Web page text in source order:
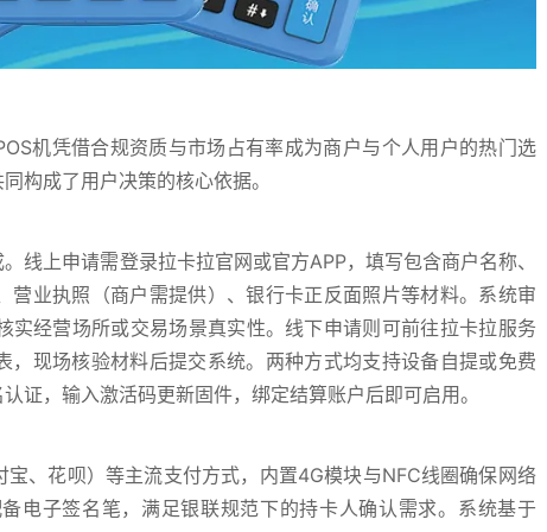
机凭借合规资质与市场占有率成为商户与个人用户的热门选
构成了用户决策的核心依据。
线上申请需登录拉卡拉官网或官方APP，填写包含商户名称、
业执照（商户需提供）、银行卡正反面照片等材料。系统审
经营场所或交易场景真实性。线下申请则可前往拉卡拉服务
现场核验材料后提交系统。两种方式均支持设备自提或免费
证，输入激活码更新固件，绑定结算账户后即可启用。
、花呗）等主流支付方式，内置4G模块与NFC线圈确保网络
电子签名笔，满足银联规范下的持卡人确认需求。系统基于